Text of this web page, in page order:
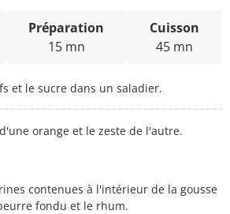
Préparation
15 mn
Cuisson
45 mn
et le sucre dans un saladier.
orange et le zeste de l'autre.
contenues à l'intérieur de la gousse
fondu et le rhum.